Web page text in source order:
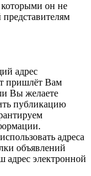
он не
адрес
пришлёт Вам
Вы желаете
публикацию
адреса
объявлений
адрес электронной